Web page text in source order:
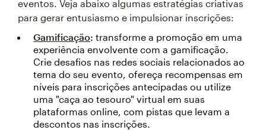
eventos. Veja abaixo algumas estratégias criativas
para gerar entusiasmo e impulsionar inscrições:
Gamificação: transforme a promoção em uma
experiência envolvente com a gamificação.
Crie desafios nas redes sociais relacionados ao
tema do seu evento, ofereça recompensas em
níveis para inscrições antecipadas ou utilize
uma "caça ao tesouro" virtual em suas
plataformas online, com pistas que levam a
descontos nas inscrições.